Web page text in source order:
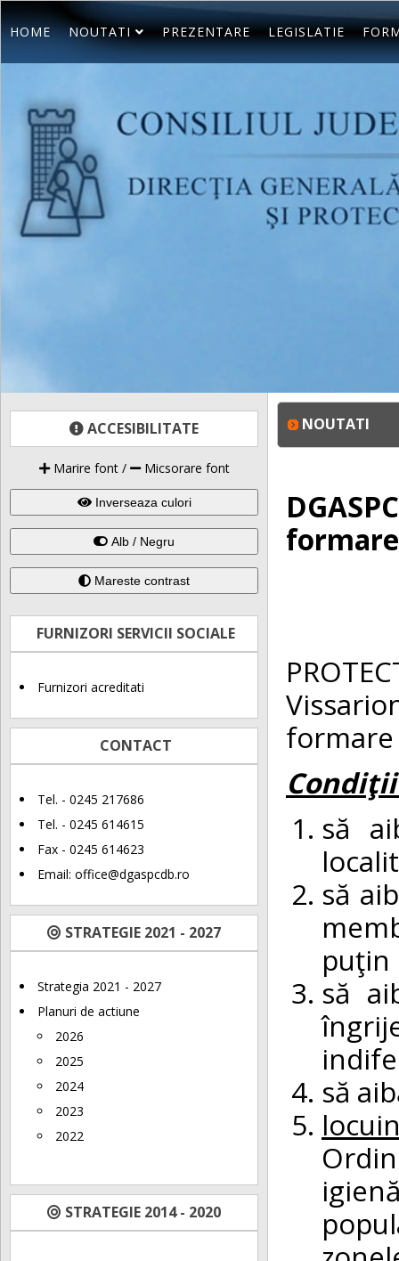
HOME NOUTATI PREZENTARE LEGISLATIE
ACCESIBILITATE
Marire font/ Micsorare font
Inverseaza culori
Alb / Negru
Mareste contrast
FURNIZORI SERVICII SOCIALE
Furnizori acreditati
CONTACT
Tel. - 0245 217686
Tel. - 0245 614615
Fax - 0245 614623
Email: office@dgaspcdb.ro
STRATEGIE 2021 - 2027
Strategia 2021 - 2027
Planuri de actiune
2026
2025
2024
2023
2022
STRATEGIE 2014 - 2020
NOUTATI
să
să
puţin
să
să